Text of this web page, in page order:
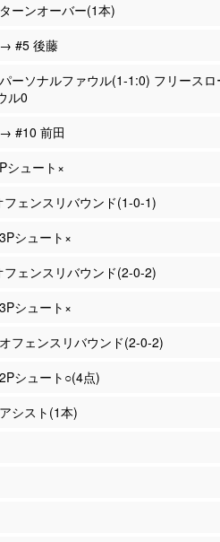
ーンオーバー(1本)
#5 後藤
ーソナルファウル(1-1:0) フリースロ
ル0
#10 前田
シュート×
フェンスリバウンド(1-0-1)
シュート×
フェンスリバウンド(2-0-2)
シュート×
フェンスリバウンド(2-0-2)
シュート○(4点)
シスト(1本)